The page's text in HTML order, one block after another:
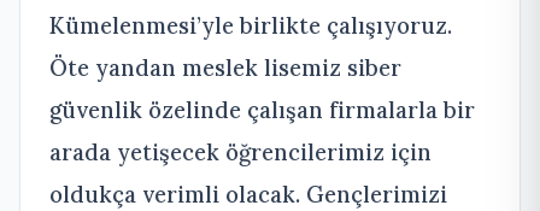
Kümelenmesi’yle birlikte çalışıyoruz.
Öte yandan meslek lisemiz siber
güvenlik özelinde çalışan firmalarla bir
arada yetişecek öğrencilerimiz için
oldukça verimli olacak. Gençlerimizi